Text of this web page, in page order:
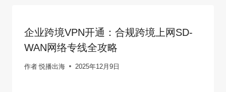
企业跨境VPN开通：合规跨境上网SD-
WAN网络专线全攻略
作者 悦播出海 2025年12月9日